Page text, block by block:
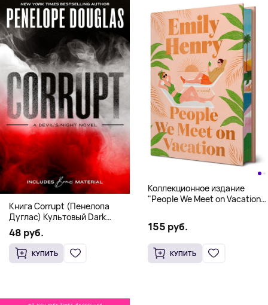
Книга Corrupt (Пенелопа
Дуглас) Культовый Dark
Romance бестселлер (18+)
48 руб.
КУПИТЬ
Коллекционное издание
"People We Meet on Vacation"
Hardcover
155 руб.
КУПИТЬ